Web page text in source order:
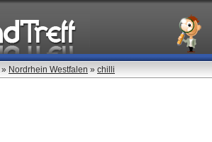
» Nordrhein Westfalen » chilli